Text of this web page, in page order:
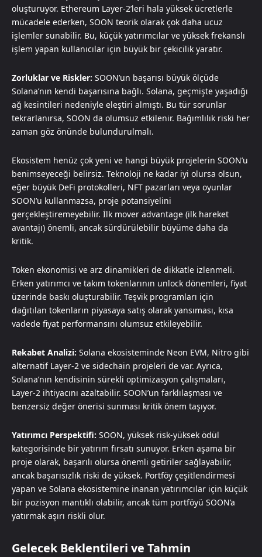
oluşturuyor. Ethereum Layer-2’leri hala yüksek ücretlerle
mücadele ederken, SOON teorik olarak çok daha ucuz
işlemler sunabilir. Bu, küçük yatırımcılar ve yüksek frekanslı
işlem yapan kullanıcılar için büyük bir çekicilik yaratır.
Zorluklar ve Riskler: SOON’un başarısı büyük ölçüde
Solana’nın kendi başarısına bağlı. Solana, geçmişte yaşadığı
ağ kesintileri nedeniyle eleştiri almıştı. Bu tür sorunlar
tekrarlanırsa, SOON da olumsuz etkilenir. Bağımlılık riski her
zaman göz önünde bulundurulmalı.
Ekosistem henüz çok yeni ve hangi büyük projelerin SOON’u
benimseyeceği belirsiz. Teknoloji ne kadar iyi olursa olsun,
eğer büyük DeFi protokolleri, NFT pazarları veya oyunlar
SOON’u kullanmazsa, proje potansiyelini
gerçekleştiremeyebilir. İlk mover advantage (ilk hareket
avantajı) önemli, ancak sürdürülebilir büyüme daha da
kritik.
Token ekonomisi ve arz dinamikleri de dikkatle izlenmeli.
Erken yatırımcı ve takım tokenlarının unlock dönemleri, fiyat
üzerinde baskı oluşturabilir. Teşvik programları için
dağıtılan tokenların piyasaya satış olarak yansıması, kısa
vadede fiyat performansını olumsuz etkileyebilir.
Rekabet Analizi: Solana ekosisteminde Neon EVM, Nitro gibi
alternatif Layer-2 ve sidechain projeleri de var. Ayrıca,
Solana’nın kendisinin sürekli optimizasyon çalışmaları,
Layer-2 ihtiyacını azaltabilir. SOON’un farklılaşması ve
benzersiz değer önerisi sunması kritik önem taşıyor.
Yatırımcı Perspektifi: SOON, yüksek risk-yüksek ödül
kategorisinde bir yatırım fırsatı sunuyor. Erken aşama bir
proje olarak, başarılı olursa önemli getiriler sağlayabilir,
ancak başarısızlık riski de yüksek. Portföy çeşitlendirmesi
yapan ve Solana ekosistemine inanan yatırımcılar için küçük
bir pozisyon mantıklı olabilir, ancak tüm portföyü SOON’a
yatırmak aşırı riskli olur.
Gelecek Beklentileri ve Tahmin